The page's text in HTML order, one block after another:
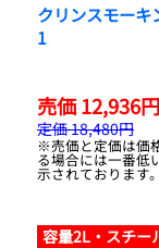
クリンスモーキ
1
売価 12,936円
定価 18,480円
※売価と定価は価
る場合には一番低
示されております。
容量2L・スチー